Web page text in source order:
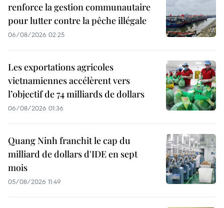
renforce la gestion communautaire
pour lutter contre la pêche illégale
06/08/2026 02:25
Les exportations agricoles
vietnamiennes accélèrent vers
l’objectif de 74 milliards de dollars
06/08/2026 01:36
Quang Ninh franchit le cap du
milliard de dollars d'IDE en sept
mois
05/08/2026 11:49